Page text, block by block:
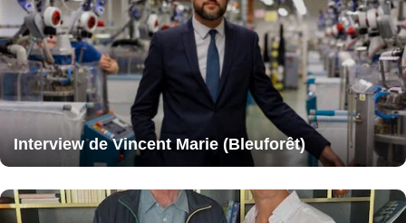
Interview de Vincent Marie (Bleuforêt)